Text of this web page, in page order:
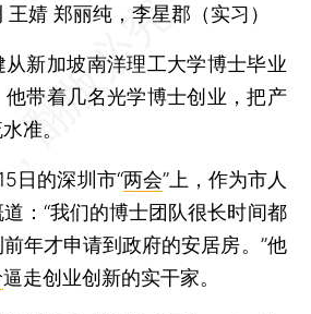
婧 郑丽纯，李星郡（实习）
新加坡南洋理工大学博士毕业
他带着几名光学博士创业，把产
准。
的深圳市“两会”上，作为市人
：“我们的博士团队很长时间都
年才申请到政府的安居房。”他
逼走创业创新的实干家。